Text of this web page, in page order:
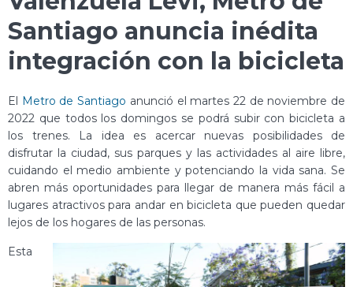
Santiago anuncia inédita
integración con la bicicleta
El Metro de Santiago anunció el martes 22 de noviembre de
2022 que todos los domingos se podrá subir con bicicleta a
los trenes. La idea es acercar nuevas posibilidades de
disfrutar la ciudad, sus parques y las actividades al aire libre,
cuidando el medio ambiente y potenciando la vida sana. Se
abren más oportunidades para llegar de manera más fácil a
lugares atractivos para andar en bicicleta que pueden quedar
lejos de los hogares de las personas.
Esta